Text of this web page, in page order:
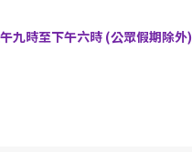
九時至下午六時 (公眾假期除外)